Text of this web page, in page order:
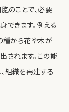
のことで、必要
できます。例える
種から花や木が
されます。この能
組織を再建する